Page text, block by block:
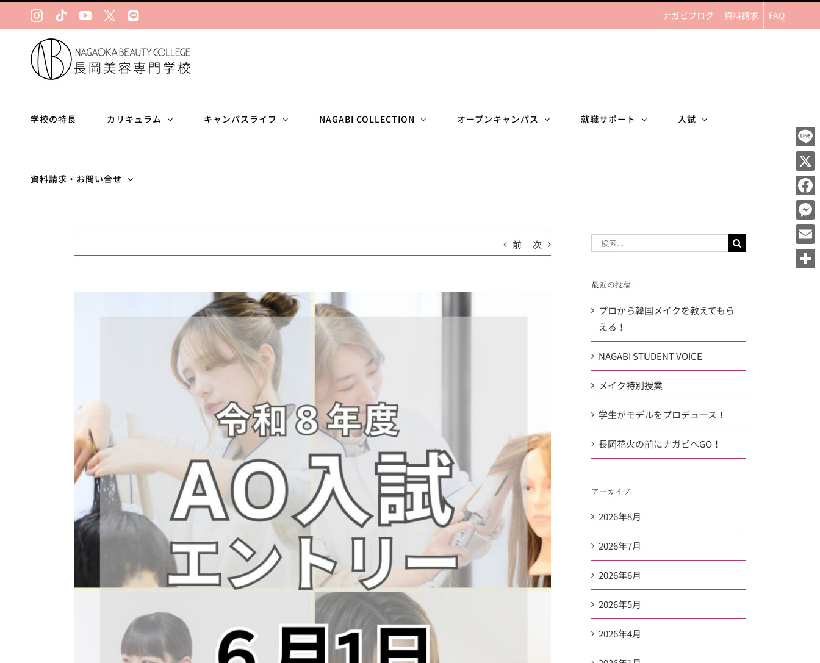
Instagram
TiktokYouTube
Ｘ LINE ナガビブログ 資料請求 FAQ
学校の特長 カリキュラム キャンパスライフ NAGABI COLLECTION オープンキャンパス 就職サポート 入試
資料請求・お問い合せ
前 次
最近の投稿
プロから韓国メイクを教えてもら
える！
NAGABI STUDENT VOICE
メイク特別授業
学生がモデルをプロデュース！
長岡花火の前にナガビへGO！
アーカイブ
2026年8月
2026年7月
2026年6月
2026年5月
2026年4月
Line
X
Email